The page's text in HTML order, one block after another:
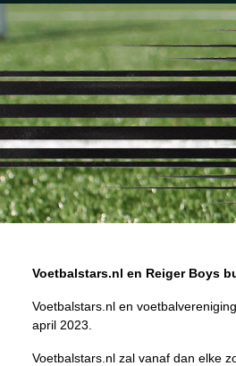
Voetbalstars.nl en Reiger Boys
Voetbalstars.nl en
april 2023.
Voetbalstars.nl zal vanaf dan elke